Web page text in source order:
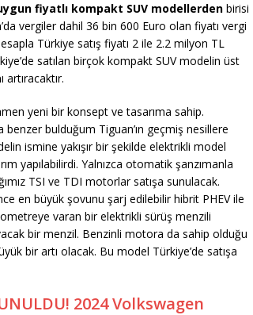
fiyatlı kompakt SUV modellerden birisi
vergiler dahil 36 bin 600 Euro olan fiyatı vergi
Türkiye satış fiyatı 2 ile 2.2 milyon TL
satılan birçok kompakt SUV modelin üst
yeni bir konsept ve tasarıma sahip.
bulduğum Tiguan’ın geçmiş nesillere
ismine yakışır bir şekilde elektrikli model
yapılabilirdi. Yalnızca otomatik şanzımanla
TSI ve TDI motorlar satışa sunulacak.
en büyük şovunu şarj edilebilir hibrit PHEV ile
varan bir elektrikli sürüş menzili
bir menzil. Benzinli motora da sahip olduğu
bir artı olacak. Bu model Türkiye’de satışa
2024 Volkswagen